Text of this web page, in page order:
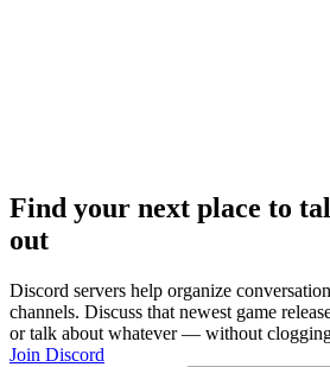
Find your next place to
out
Discord servers help organize
channels. Discuss that newest game
or talk about whatever — without
Join Discord